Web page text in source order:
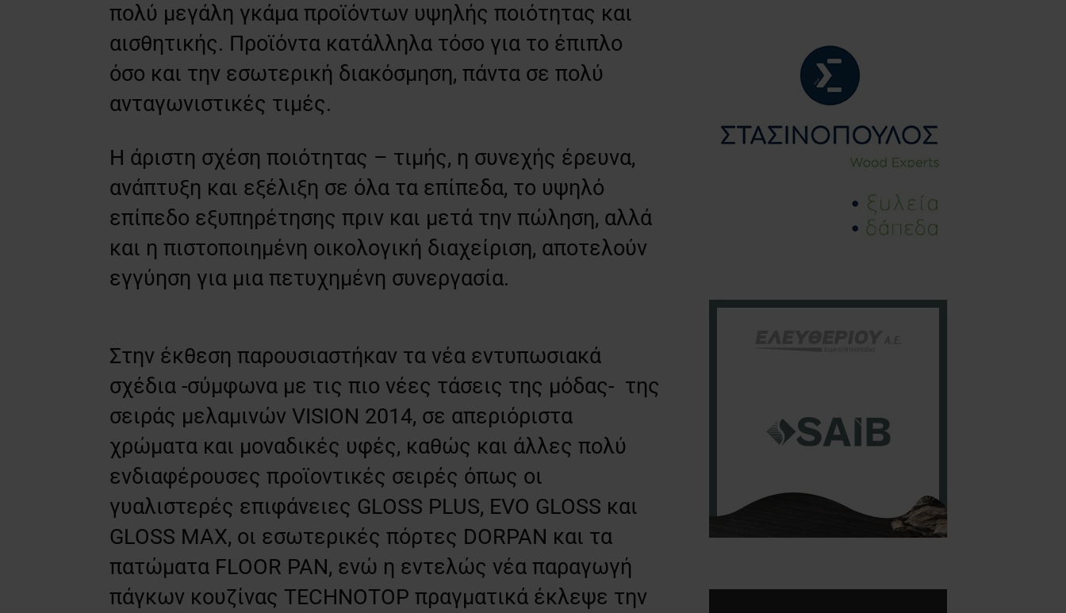
πολύ μεγάλη γκάμα προϊόντων υψηλής ποιότητας και
αισθητικής. Προϊόντα κατάλληλα τόσο για το έπιπλο
όσο και την εσωτερική διακόσμηση, πάντα σε πολύ
ανταγωνιστικές τιμές.
Η άριστη σχέση ποιότητας – τιμής, η συνεχής έρευνα,
ανάπτυξη και εξέλιξη σε όλα τα επίπεδα, το υψηλό
επίπεδο εξυπηρέτησης πριν και μετά την πώληση, αλλά
και η πιστοποιημένη οικολογική διαχείριση, αποτελούν
εγγύηση για μια πετυχημένη συνεργασία.
Στην έκθεση παρουσιαστήκαν τα νέα εντυπωσιακά
σχέδια -σύμφωνα με τις πιο νέες τάσεις της μόδας- της
σειράς μελαμινών VISION 2014, σε απεριόριστα
χρώματα και μοναδικές υφές, καθώς και άλλες πολύ
ενδιαφέρουσες προϊοντικές σειρές όπως οι
γυαλιστερές επιφάνειες GLOSS PLUS, EVO GLOSS και
GLOSS MAX, οι εσωτερικές πόρτες DORPAN και τα
πατώματα FLOOR PAN, ενώ η εντελώς νέα παραγωγή
πάγκων κουζίνας TECHNOTOP πραγματικά έκλεψε την